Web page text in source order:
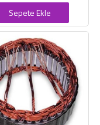
Sepete Ekle